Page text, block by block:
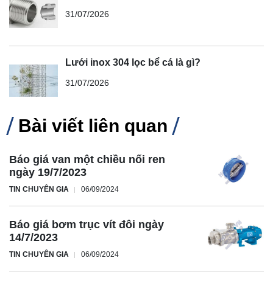
31/07/2026
Lưới inox 304 lọc bể cá là gì?
31/07/2026
Bài viết liên quan
Báo giá van một chiều nối ren
ngày 19/7/2023
TIN CHUYÊN GIA 06/09/2024
Báo giá bơm trục vít đôi ngày
14/7/2023
TIN CHUYÊN GIA 06/09/2024